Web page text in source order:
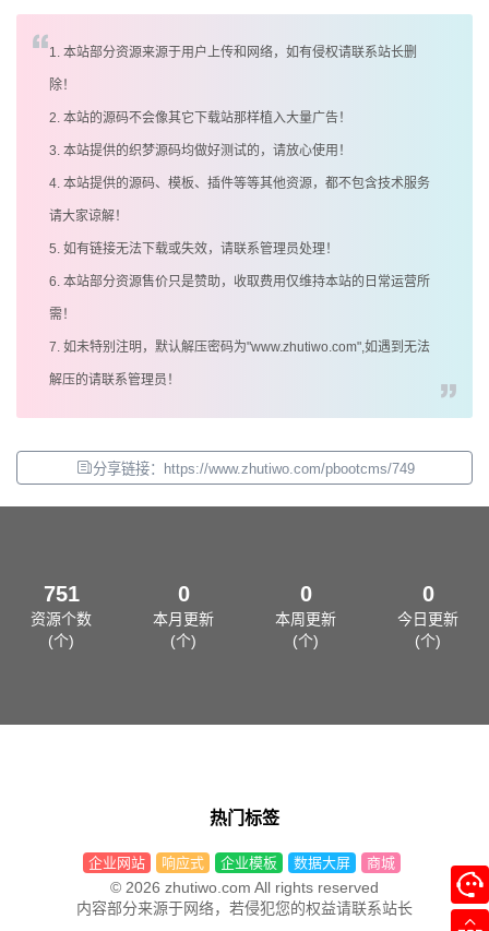
1. 本站部分资源来源于用户上传和网络，如有侵权请联系站长删
除！
2. 本站的源码不会像其它下载站那样植入大量广告！
3. 本站提供的织梦源码均做好测试的，请放心使用！
4. 本站提供的源码、模板、插件等等其他资源，都不包含技术服务
请大家谅解！
5. 如有链接无法下载或失效，请联系管理员处理！
6. 本站部分资源售价只是赞助，收取费用仅维持本站的日常运营所
需！
7. 如未特别注明，默认解压密码为"www.zhutiwo.com",如遇到无法
解压的请联系管理员！
分享链接：https://www.zhutiwo.com/pbootcms/749
751
资源个数
(个)
0
本月更新
(个)
0
本周更新
(个)
0
今日更新
(个)
热门标签
企业网站 响应式 企业模板 数据大屏 商城
© 2026 zhutiwo.com All rights reserved
内容部分来源于网络，若侵犯您的权益请联系站长